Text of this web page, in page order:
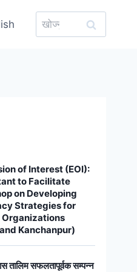
यसको
लागि
of Interest (EOI):
to Facilitate
on Developing
Strategies for
Kanchanpur)
तालिम सफलतापूर्वक सम्पन्न